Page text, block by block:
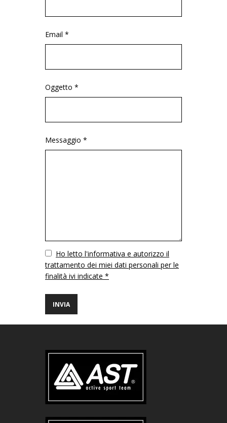
Email *
Oggetto *
Messaggio *
VuotoHo letto l'informativa e autorizzo il
trattamento dei miei dati personali per le
finalità ivi indicate *